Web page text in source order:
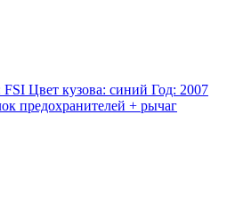
Цвет кузова: синий Год: 2007
предохранителей + рычаг